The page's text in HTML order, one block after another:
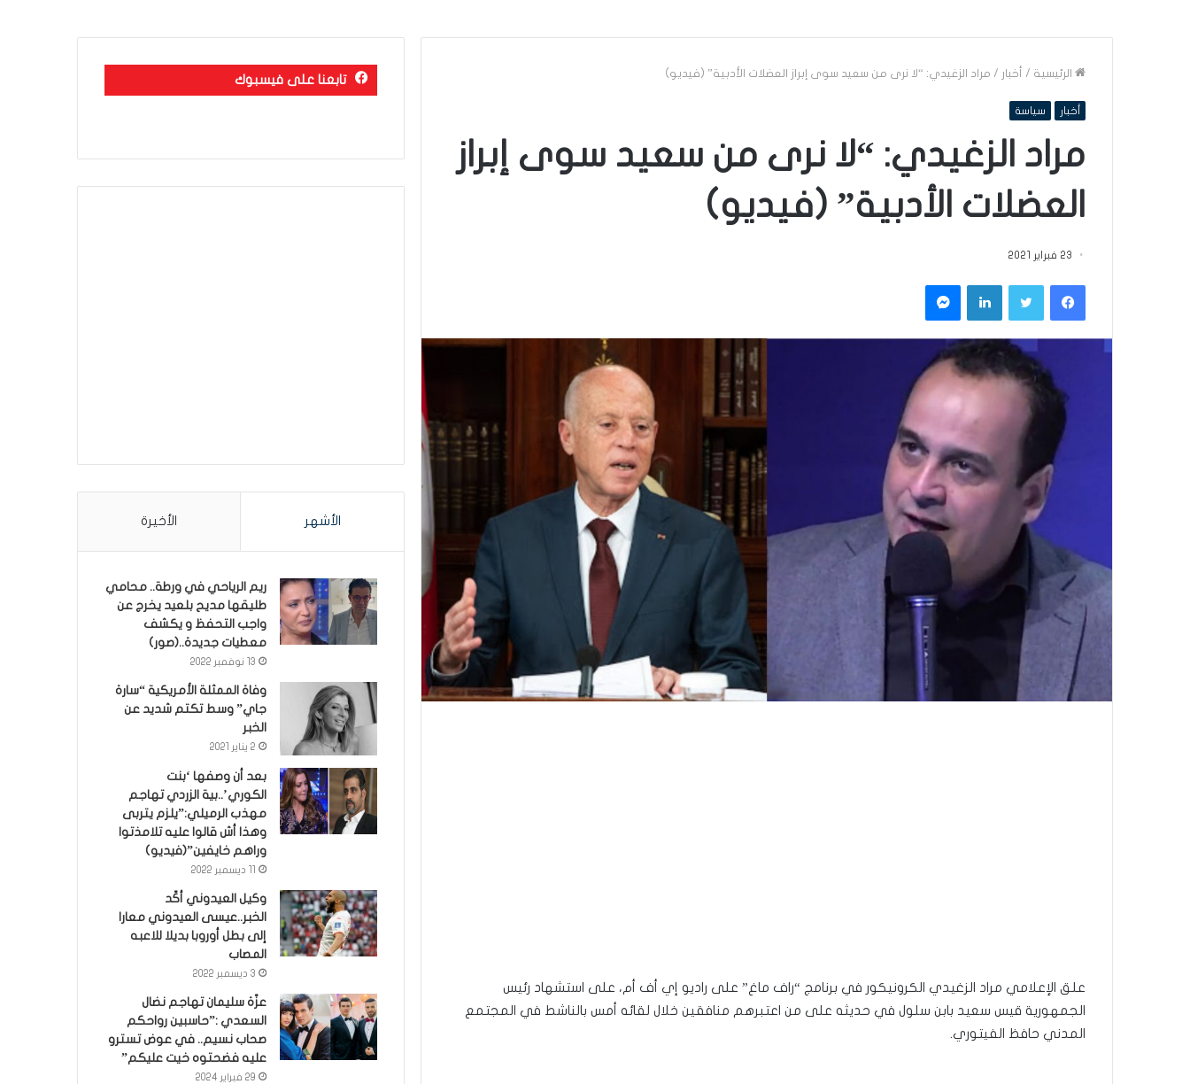
الرئيسية / أخبار / مراد الزغيدي: “لا نرى من سعيد سوى إبراز العضلات الأدبية” (فيديو)
أخبار سياسة
مراد الزغيدي: “لا نرى من سعيد سوى إبراز
العضلات الأدبية” (فيديو)
23 فبراير 2021
فيسبوكتويتر لينكدإن ماسنجر
علق الإعلامي مراد الزغيدي الكرونيكور في برنامج “راف ماغ” على راديو إي أف أم، على استشهاد رئيس
الجمهورية قيس سعيد بابن سلول في حديثه على من اعتبرهم منافقين خلال لقائه أمس بالناشط في المجتمع
المدني حافظ الفيتوري.
تابعنا على فيسبوك
الأشهر الأخيرة
ريم الرياحي في ورطة.. محامي
طليقها مديح بلعيد يخرج عن
واجب التحفظ و يكشف
معطيات جديدة..(صور)
13 نوفمبر 2022
وفاة الممثلة الأمريكية “سارة
جاي” وسط تكتم شديد عن
الخبر
2 يناير 2021
بعد أن وصفها ‘بنت
الكوري’..بية الزردي تهاجم
مهذب الرميلي:”يلزم يتربى
وهذا أش قالوا عليه تلامذتوا
وراهم خايفين”(فيديو)
وكيل العيدوني أكّد
الخبر..عيسى العيدوني معارا
إلى بطل أوروبا بديلا للاعبه
المصاب
3 ديسمبر 2022
عزّة سليمان تهاجم نضال
السعدي :”حاسبين رواحكم
صحاب نسيم.. في عوض تسترو
عليه فضحتوه خيت عليكم”
29 فبراير 2024